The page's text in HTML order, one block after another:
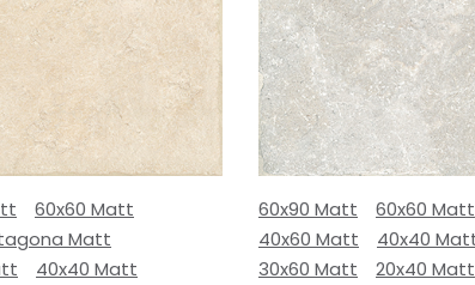
60x60 Matt
Matt
40x40 Matt
60x90 Matt
60x60 Matt
40x60 Matt
40x40
30x60 Matt
20x40 Matt